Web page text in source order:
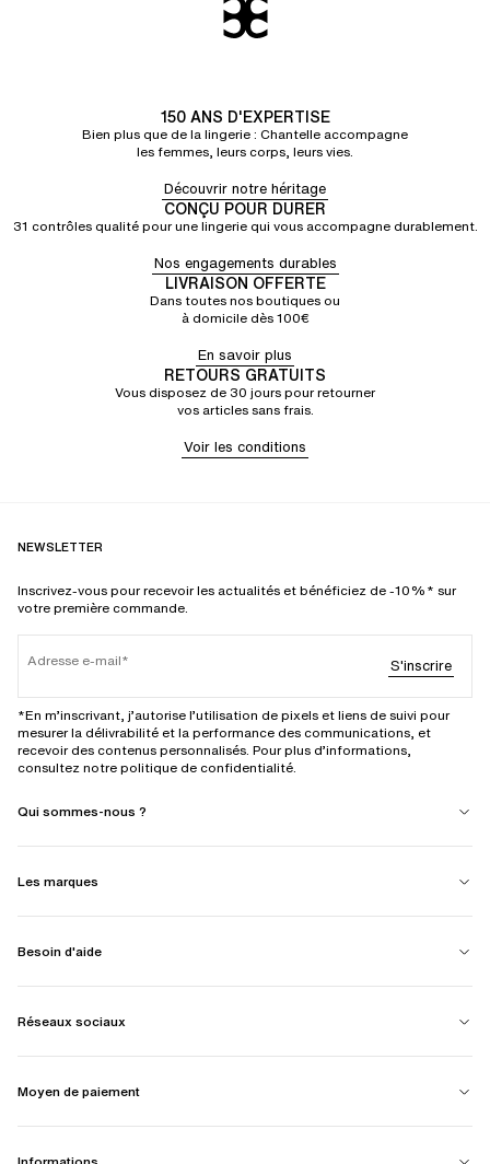
150 ANS D'EXPERTISE
Bien plus que de la lingerie : Chantelle accompagne
les femmes, leurs corps, leurs vies.
Découvrir notre héritage
CONÇU POUR DURER
31 contrôles qualité pour une lingerie qui vous accompagne durablement.
Nos engagements durables
LIVRAISON OFFERTE
Dans toutes nos boutiques ou
à domicile dès 100€
En savoir plus
RETOURS GRATUITS
Vous disposez de 30 jours pour retourner
vos articles sans frais.
Voir les conditions
NEWSLETTER
Inscrivez-vous pour recevoir les actualités et bénéficiez de -10%* sur
votre première commande.
Adresse e-mail S'inscrire
*En m’inscrivant, j’autorise l’utilisation de pixels et liens de suivi pour
mesurer la délivrabilité et la performance des communications, et
recevoir des contenus personnalisés. Pour plus d’informations,
consultez notre politique de confidentialité.
Qui sommes-nous ?
Les marques
Besoin d'aide
Réseaux sociaux
Moyen de paiement